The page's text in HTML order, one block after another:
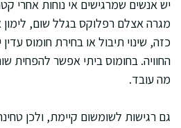
יש אנשים שמרגישים אי נוחות אחרי
מגרה אצלם רפלוקס בגלל שום, לימון
כזה, שינוי תיבול או בחירת חומוס
החוויה. בחומוס ביתי אפשר להפחית
מה עובד.
גם רגישות לשומשום קיימת, ולכן